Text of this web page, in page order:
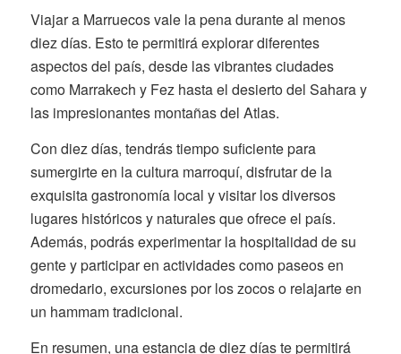
Viajar a Marruecos vale la pena durante al menos
diez días. Esto te permitirá explorar diferentes
aspectos del país, desde las vibrantes ciudades
como Marrakech y Fez hasta el desierto del Sahara y
las impresionantes montañas del Atlas.
Con diez días, tendrás tiempo suficiente para
sumergirte en la cultura marroquí, disfrutar de la
exquisita gastronomía local y visitar los diversos
lugares históricos y naturales que ofrece el país.
Además, podrás experimentar la hospitalidad de su
gente y participar en actividades como paseos en
dromedario, excursiones por los zocos o relajarte en
un hammam tradicional.
En resumen, una estancia de diez días te permitirá